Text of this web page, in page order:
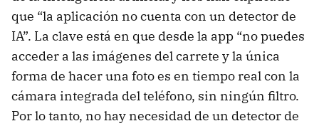
que “la aplicación no cuenta con un detector de
IA”. La clave está en que desde la app “no puedes
acceder a las imágenes del carrete y la única
forma de hacer una foto es en tiempo real con la
cámara integrada del teléfono, sin ningún filtro.
Por lo tanto, no hay necesidad de un detector de